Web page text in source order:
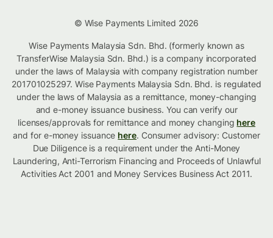
© Wise Payments Limited 2026
Wise Payments Malaysia Sdn. Bhd. (formerly known as
TransferWise Malaysia Sdn. Bhd.) is a company incorporated
under the laws of Malaysia with company registration number
201701025297. Wise Payments Malaysia Sdn. Bhd. is regulated
under the laws of Malaysia as a remittance, money-changing
and e-money issuance business. You can verify our
licenses/approvals for remittance and money changing here
and for e-money issuance here. Consumer advisory: Customer
Due Diligence is a requirement under the Anti-Money
Laundering, Anti-Terrorism Financing and Proceeds of Unlawful
Activities Act 2001 and Money Services Business Act 2011.